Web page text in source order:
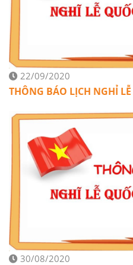
22/09/2020
THÔNG BÁO LỊCH NGHỈ
30/08/2020